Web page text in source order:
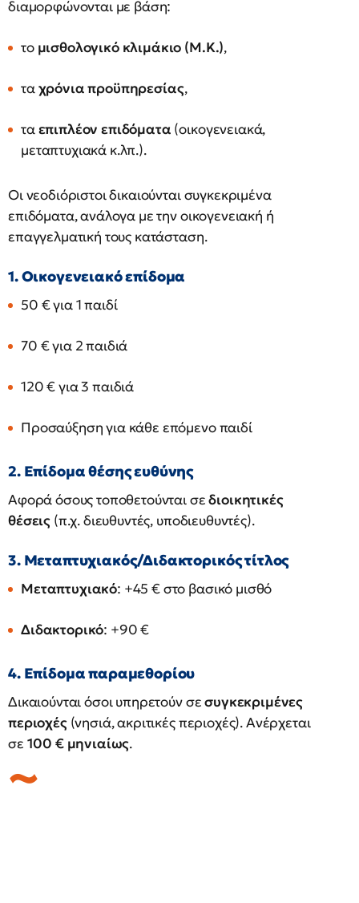
διαμορφώνονται με βάση:
το μισθολογικό κλιμάκιο (Μ.Κ.),
ταχρόνια προϋπηρεσίας,
ταεπιπλέον επιδόματα (οικογενειακά,
μεταπτυχιακά κ.λπ.).
Οι νεοδιόριστοι δικαιούνται συγκεκριμένα
επιδόματα, ανάλογα με την οικογενειακή ή
επαγγελματική τους κατάσταση.
1. Οικογενειακό επίδομα
50 € για 1 παιδί
70 € για 2 παιδιά
120 € για 3 παιδιά
Προσαύξηση για κάθε επόμενο παιδί
2. Επίδομα θέσης ευθύνης
Αφορά όσους τοποθετούνται σεδιοικητικές
θέσεις (π.χ. διευθυντές, υποδιευθυντές).
3. Μεταπτυχιακός/Διδακτορικός τίτλος
Μεταπτυχιακό: +45 € στο βασικό μισθό
Διδακτορικό: +90 €
4. Επίδομα παραμεθορίου
Δικαιούνται όσοι υπηρετούν σεσυγκεκριμένες
περιοχές(νησιά, ακριτικές περιοχές). Ανέρχεται
σε 100 € μηνιαίως.